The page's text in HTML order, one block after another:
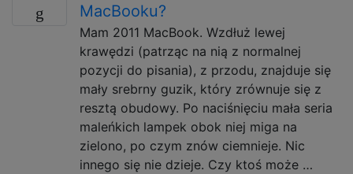
MacBooku?
Mam 2011 MacBook. Wzdłuż lewej
krawędzi (patrząc na nią z normalnej
pozycji do pisania), z przodu, znajduje się
mały srebrny guzik, który zrównuje się z
resztą obudowy. Po naciśnięciu mała seria
maleńkich lampek obok niej miga na
zielono, po czym znów ciemnieje. Nic
innego się nie dzieje. Czy ktoś może …